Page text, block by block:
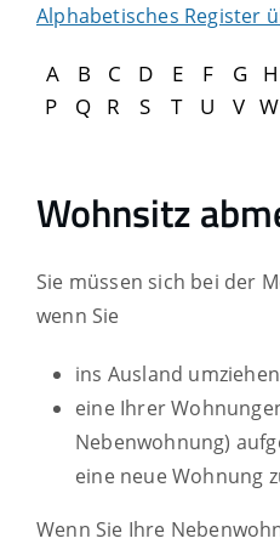
Alphabetisches Register
A B C D E F G H
P
Q R S T U V W
Wohnsitz
Sie müssen sich bei der
wenn Sie
ins Ausland
eine Ihrer
Nebenwohnung)
eine neue Wohnung
Wenn Sie Ihre